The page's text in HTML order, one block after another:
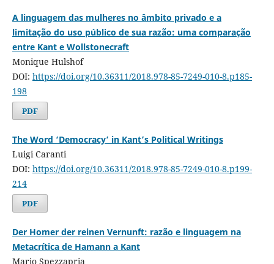
A linguagem das mulheres no âmbito privado e a
limitação do uso público de sua razão: uma comparação
entre Kant e Wollstonecraft
Monique Hulshof
DOI: https://doi.org/10.36311/2018.978-85-7249-010-8.p185-
198
PDF
The Word ‘Democracy’ in Kant’s Political Writings
Luigi Caranti
DOI: https://doi.org/10.36311/2018.978-85-7249-010-8.p199-
214
PDF
Der Homer der reinen Vernunft: razão e linguagem na
Metacrítica de Hamann a Kant
Mario Spezzapria